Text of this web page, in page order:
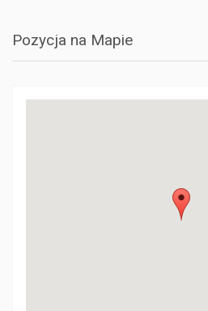
Pozycja na Mapie